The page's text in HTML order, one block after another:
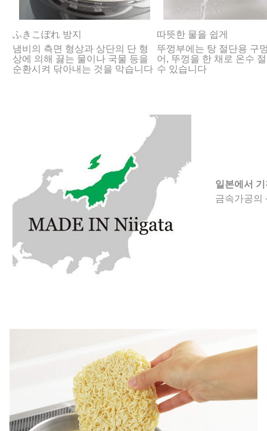
ふきこぼれ 방지
냄비의 측면 형상과 상단의 단 형
상에 의해 끓는 물이나 국물 등을
순환시켜 닦아내는 것을 막습니다
따뜻한 물을 쉽게
뚜껑부에는 탕 절단용 구
어, 뚜껑을 한 채로 온수
수 있습니다
일본에서
금속가공의